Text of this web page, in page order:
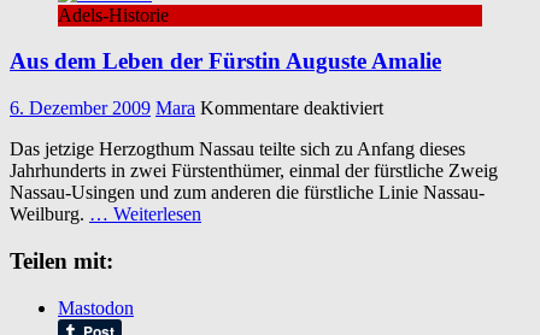
Adels-Historie
Aus dem Leben der Fürstin Auguste Amalie
6. Dezember 2009 Mara Kommentare deaktiviertfür
dem
Leben
der
Das jetzige Herzogthum Nassau teilte sich zu Anfang dieses
Jahrhunderts in zwei Fürstenthümer, einmal der fürstliche Zweig
Nassau-Usingen und zum anderen die fürstliche Linie Nassau-
Weilburg. … Weiterlesen
Teilen mit:
Mastodon